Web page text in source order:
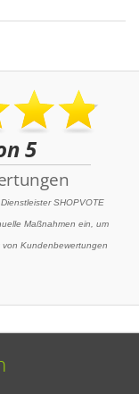
SHOPVOTE
Maßnahmen ein, um
Kundenbewertungen